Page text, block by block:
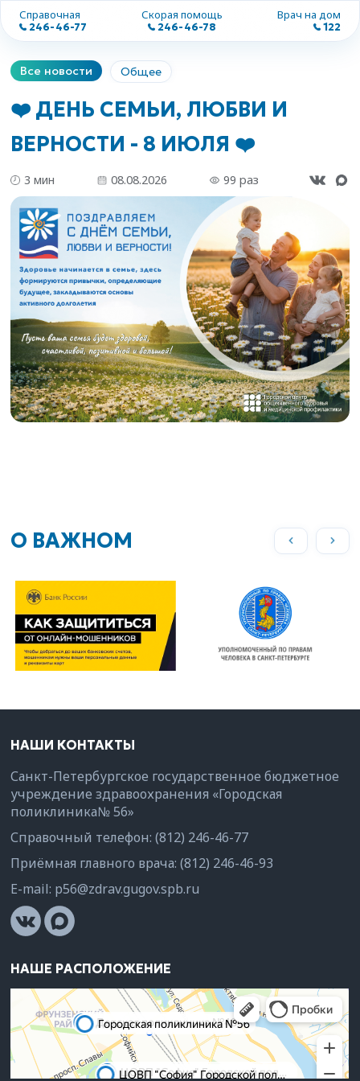
Справочная
246-46-77
Скорая помощь
246-46-78
Врач на дом
122
Все новости Общее
❤️ ДЕНЬ СЕМЬИ, ЛЮБВИ И
ВЕРНОСТИ - 8 ИЮЛЯ ❤️
3 мин 08.08.2026 99 раз
О ВАЖНОМ
НАШИ КОНТАКТЫ
Санкт-Петербургское государственное бюджетное
учреждение здравоохранения «Городская
поликлиника№ 56»
Справочный телефон:(812) 246-46-77
Приёмная главного врача:(812) 246-46-93
E-mail: p56@zdrav.gugov.spb.ru
НАШЕ РАСПОЛОЖЕНИЕ